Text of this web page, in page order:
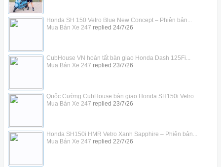
Honda SH 150 Vetro Blue New Concept – Phiên bản...
Mua Bán Xe 247 replied 24/7/26
CubHouse VN hoàn tất bàn giao Honda Dash 125Fi...
Mua Bán Xe 247 replied 23/7/26
Quốc Cường CubHouse bàn giao Honda SH150i Vetro...
Mua Bán Xe 247 replied 23/7/26
Honda SH150i HMR Vetro Xanh Sapphire – Phiên bản...
Mua Bán Xe 247 replied 22/7/26